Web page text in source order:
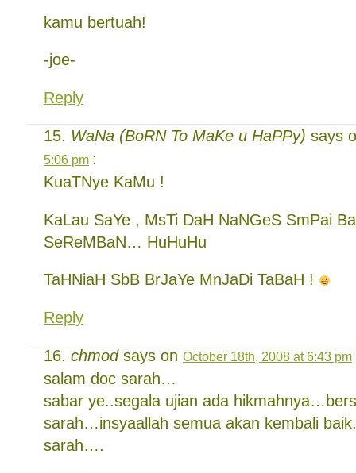
kamu bertuah!
-joe-
Reply
WaNa (BoRN To MaKe u HaPPy) says
5:06 pm :
KuaTNye KaMu !
KaLau SaYe , MsTi DaH NaNGeS SmPai
SeReMBaN… HuHuHu
TaHNiaH SbB BrJaYe MnJaDi TaBaH !
Reply
chmodsays on October 18th, 2008 at 6:43 pm
salam doc sarah…
sabar ye..segala ujian ada
sarah…insyaallah semua akan kembali
sarah….